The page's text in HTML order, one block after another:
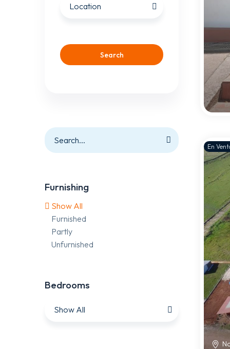
Location
Search
Furnishing
Show All
Furnished
Partly
Unfurnished
Bedrooms
Show All
En